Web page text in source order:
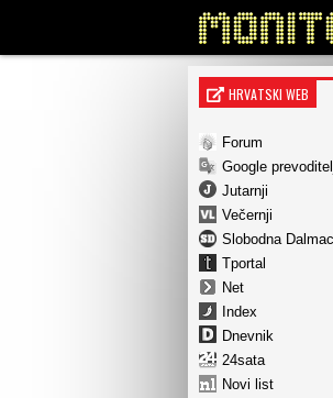
HRVATSKI WEB
Forum
Google
Jutarnji
Večernji
Slobodna
Tportal
Net
Index
Dnevnik
24sata
Novi list